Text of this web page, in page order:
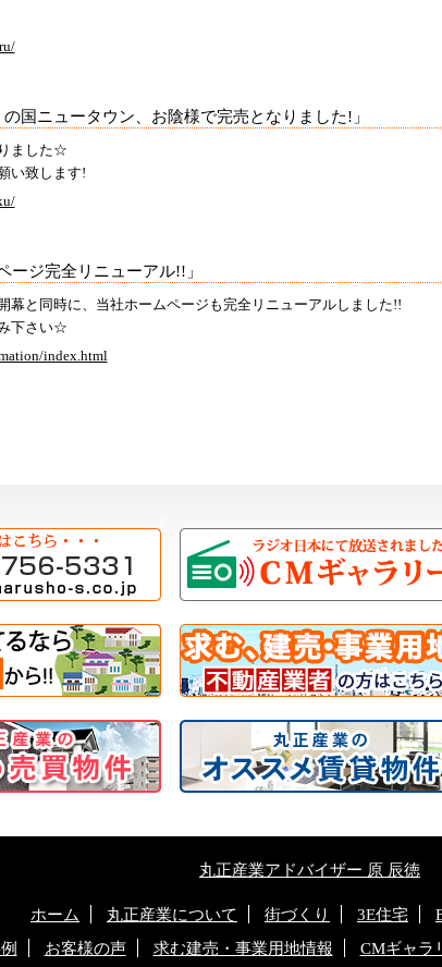
の国ニュータウン、お陰様で完売となりました!」
ました☆
い致します!
ージ完全リニューアル!!」
幕と同時に、当社ホームページも完全リニューアルしました!!
下さい☆
index.html
丸正産業アドバイザー 原 辰徳
ホーム 丸正産業について 街づくり 3E住宅
お客様の声 求む建売・事業用地情報 CMギャラ